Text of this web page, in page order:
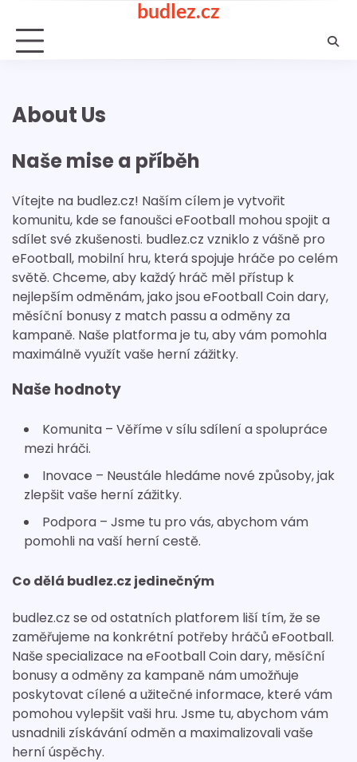
content
budlez.cz
About Us
Naše mise a příběh
Vítejte na budlez.cz! Naším cílem je vytvořit
komunitu, kde se fanoušci eFootball mohou spojit a
sdílet své zkušenosti. budlez.cz vzniklo z vášně pro
eFootball, mobilní hru, která spojuje hráče po celém
světě. Chceme, aby každý hráč měl přístup k
nejlepším odměnám, jako jsou eFootball Coin dary,
měsíční bonusy z match passu a odměny za
kampaně. Naše platforma je tu, aby vám pomohla
maximálně využít vaše herní zážitky.
Naše hodnoty
Komunita – Věříme v sílu sdílení a spolupráce
mezi hráči.
Inovace – Neustále hledáme nové způsoby, jak
zlepšit vaše herní zážitky.
Podpora – Jsme tu pro vás, abychom vám
pomohli na vaší herní cestě.
Co dělá budlez.cz jedinečným
budlez.cz se od ostatních platforem liší tím, že se
zaměřujeme na konkrétní potřeby hráčů eFootball.
Naše specializace na eFootball Coin dary, měsíční
bonusy a odměny za kampaně nám umožňuje
poskytovat cílené a užitečné informace, které vám
pomohou vylepšit vaši hru. Jsme tu, abychom vám
usnadnili získávání odměn a maximalizovali vaše
herní úspěchy.